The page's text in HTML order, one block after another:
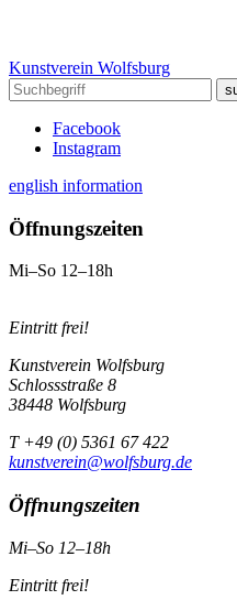
Kunstverein Wolfsburg
Facebook
Instagram
english information
Öffnungszeiten
Mi–So 12–18h
Eintritt frei!
Kunstverein Wolfsburg
Schlossstraße 8
38448 Wolfsburg
T +49 (0) 5361 67 422
kunstverein@wolfsburg.de
Öffnungszeiten
Mi–So 12–18h
Eintritt frei!